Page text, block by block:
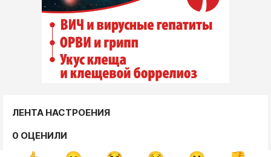
ЛЕНТА НАСТРОЕНИЯ
0 ОЦЕНИЛИ